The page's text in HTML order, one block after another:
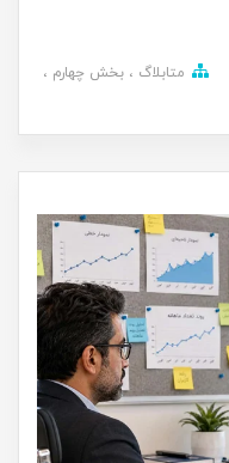
متابلاگ
بخش چهارم